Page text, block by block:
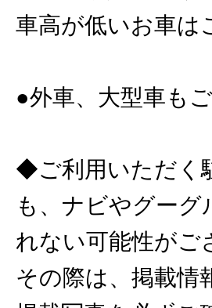
車高が低いお車は
●外車、大型車も
◆ご利用いただく
も、ナビやグー
れない可能性がご
その際は、掲載情